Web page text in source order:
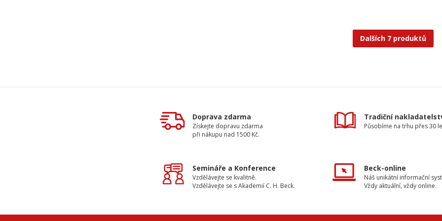
Dalších 7 produktů
Doprava zdarma
Získejte dopravu zdarma
při nákupu nad 1500 Kč.
Tradiční
Působíme na trhu přes 30
Semináře a Konference
Vzdělávejte se kvalitně.
Vzdělávejte se s Akademií C. H. Beck.
Beck-online
Náš unikátní informační
Vždy aktuální, vždy online.